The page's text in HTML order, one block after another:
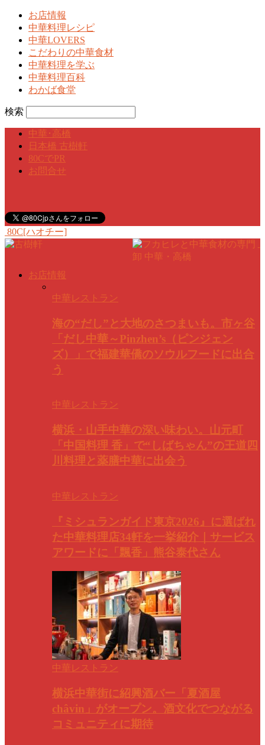
お店情報
中華料理レシピ
中華LOVERS
こだわりの中華食材
中華料理を学ぶ
中華料理百科
わかば食堂
検索
中華･高橋
日本橋 古樹軒
80CでPR
お問合せ
80C[ハオチー]
お店情報
中華レストラン
海の“だし”と大地のさつまいも。市ヶ谷
「だし中華～Pinzhen’s（ピンジェン
ズ）」で福建華僑のソウルフードに出合
う
中華レストラン
横浜・山手中華の深い味わい。山元町
「中国料理 香」で“しばちゃん”の王道四
川料理と薬膳中華に出会う
中華レストラン
『ミシュランガイド東京2026』に選ばれ
た中華料理店34軒を一挙紹介｜サービス
アワードに「飄香」熊谷泰代さん
中華レストラン
横浜中華街に紹興酒バー「夏酒屋
châvin」がオープン。酒文化でつながる
コミュニティに期待